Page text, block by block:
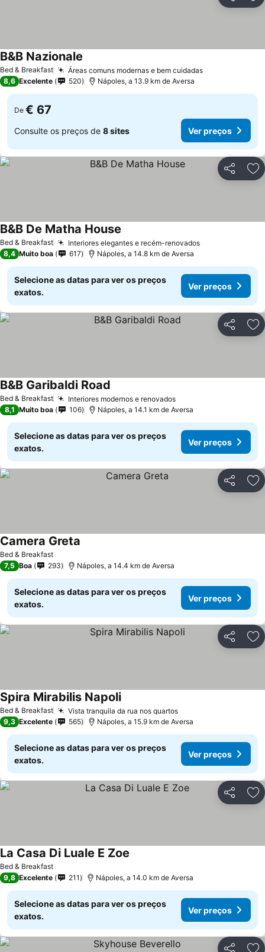
Bed & Breakfast Áreas comuns modernas e bem cuidadas
B&B Nazionale
8,6 Excelente 520 Nápoles, a 13.9 km de Aversa
De € 67
Consulte os preços de 8 sites Ver preços
Partilhar
Bed & Breakfast Interiores elegantes e recém-renovados
B&B De Matha House
8,4 Muito boa 617 Nápoles, a 14.8 km de Aversa
Selecione as datas para ver os preços
exatos.
Ver preços
Partilhar
Bed & Breakfast Interiores modernos e renovados
B&B Garibaldi Road
8,1 Muito boa 106 Nápoles, a 14.1 km de Aversa
Selecione as datas para ver os preços
exatos.
Ver preços
Partilhar
Bed & Breakfast
Camera Greta
7,5 Boa 293 Nápoles, a 14.4 km de Aversa
Selecione as datas para ver os preços
exatos.
Ver preços
Partilhar
Bed & Breakfast Vista tranquila da rua nos quartos
Spira Mirabilis Napoli
9,3 Excelente 565 Nápoles, a 15.9 km de Aversa
Selecione as datas para ver os preços
exatos.
Ver preços
Partilhar
Bed & Breakfast
La Casa Di Luale E Zoe
9,8 Excelente 211 Nápoles, a 14.0 km de Aversa
Selecione as datas para ver os preços
exatos.
Ver preços